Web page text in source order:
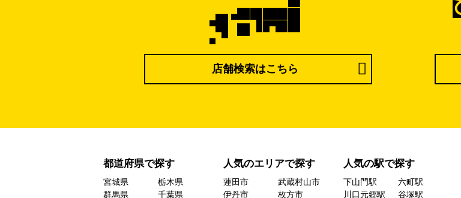
店舗検索はこちら
都道府県で探す
宮城県
栃木県
群馬県
千葉県
人気のエリアで探す
蓮田市
武蔵村山市
伊丹市
枚方市
人気の駅で探す
下山門駅
六町駅
川口元郷駅
谷塚駅